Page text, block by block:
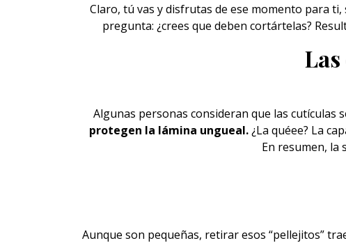
Claro, tú vas y disfrutas de ese momento para
pregunta: ¿crees que deben cortártelas?
Algunas personas consideran que las cutículas
protegen la lámina ungueal.¿La quéee? La
En resumen, la
Aunque son pequeñas, retirar esos “pellejitos”